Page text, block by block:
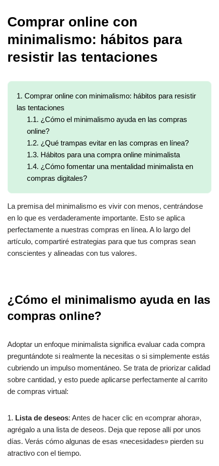
Comprar online con
minimalismo: hábitos para
resistir las tentaciones
1. Comprar online con minimalismo: hábitos para resistir
las tentaciones
1.1. ¿Cómo el minimalismo ayuda en las compras
online?
1.2. ¿Qué trampas evitar en las compras en línea?
1.3. Hábitos para una compra online minimalista
1.4. ¿Cómo fomentar una mentalidad minimalista en
compras digitales?
La premisa del minimalismo es vivir con menos, centrándose
en lo que es verdaderamente importante. Esto se aplica
perfectamente a nuestras compras en línea. A lo largo del
artículo, compartiré estrategias para que tus compras sean
conscientes y alineadas con tus valores.
¿Cómo el minimalismo ayuda en las
compras online?
Adoptar un enfoque minimalista significa evaluar cada compra
preguntándote si realmente la necesitas o si simplemente estás
cubriendo un impulso momentáneo. Se trata de priorizar calidad
sobre cantidad, y esto puede aplicarse perfectamente al carrito
de compras virtual:
1. Lista de deseos: Antes de hacer clic en «comprar ahora»,
agrégalo a una lista de deseos. Deja que repose allí por unos
días. Verás cómo algunas de esas «necesidades» pierden su
atractivo con el tiempo.